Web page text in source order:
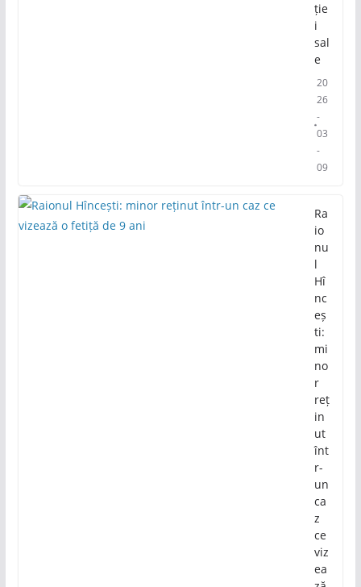
ție
i
sal
e
20
26
-
03
-
09
Ra
io
nu
l
Hî
nc
eș
ti:
mi
no
r
reț
in
ut
înt
r-
un
ca
z
ce
viz
ea